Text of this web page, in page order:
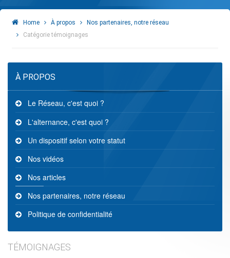
Home À propos
Nos partenaires, notre réseau
Catégorie témoignages
À PROPOS
Le Réseau, c'est quoi ?
L'alternance, c'est quoi ?
Un dispositif selon votre statut
Nos vidéos
Nos articles
Nos partenaires, notre réseau
Politique de confidentialité
TÉMOIGNAGES